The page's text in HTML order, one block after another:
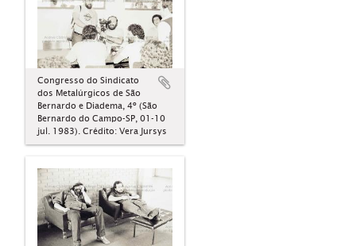
Congresso do Sindicato
dos Metalúrgicos de São
Bernardo e Diadema, 4º (São
Bernardo do Campo-SP, 01-10
jul. 1983). Crédito: Vera Jursys